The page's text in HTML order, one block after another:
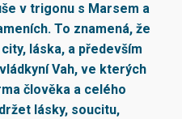
v trigonu s Marsem a
To znamená, že
láska, a především
Vah, ve kterých
člověka a celého
lásky, soucitu,